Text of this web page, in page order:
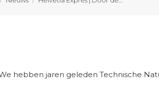
hebben jaren geleden Technische